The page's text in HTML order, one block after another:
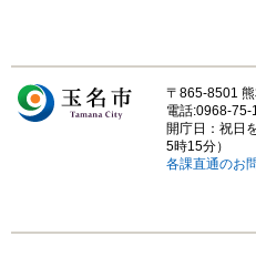
〒865-8501
電話:0968-75-
開庁日：祝日
5時15分）
各課直通のお